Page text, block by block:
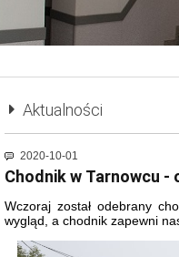
Aktualności
2020-10-01
Chodnik w Tarnowcu -
Wczoraj został odebrany
wygląd, a chodnik zapewni